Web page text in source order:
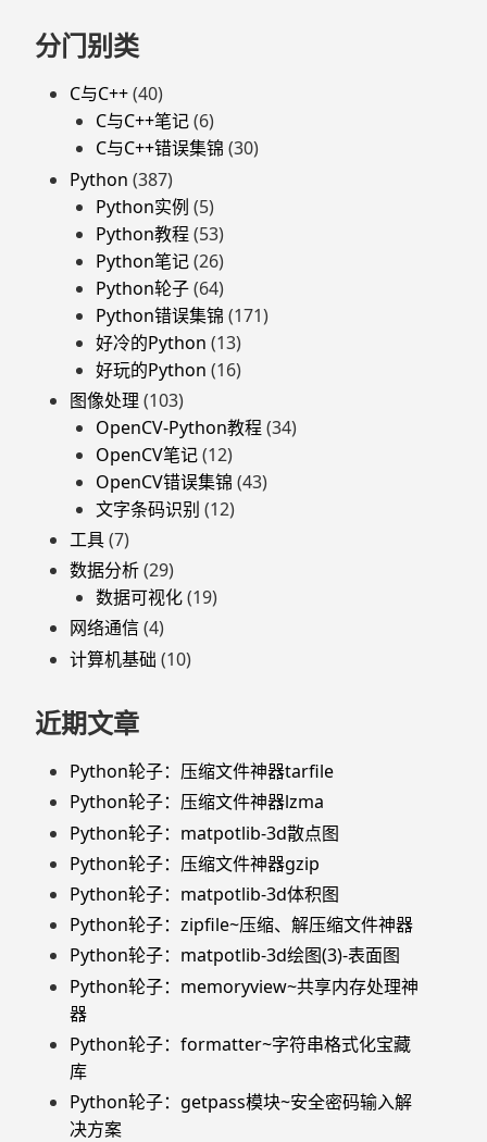
页
脚
分门别类
C与C++(40)
C与C++笔记(6)
C与C++错误集锦 (30)
Python (387)
Python实例 (5)
Python教程 (53)
Python笔记(26)
Python轮子(64)
Python错误集锦 (171)
好冷的Python (13)
好玩的Python (16)
图像处理 (103)
OpenCV-Python教程 (34)
OpenCV笔记(12)
OpenCV错误集锦 (43)
文字条码识别 (12)
工具(7)
数据分析(29)
数据可视化(19)
网络通信(4)
计算机基础 (10)
近期文章
Python轮子：压缩文件神器tarfile
Python轮子：压缩文件神器lzma
Python轮子：matpotlib-3d散点图
Python轮子：压缩文件神器gzip
Python轮子：matpotlib-3d体积图
Python轮子：zipfile~压缩、解压缩文件神器
Python轮子：matpotlib-3d绘图(3)-表面图
Python轮子：memoryview~共享内存处理神
器
Python轮子：formatter~字符串格式化宝藏
库
Python轮子：getpass模块~安全密码输入解
决方案